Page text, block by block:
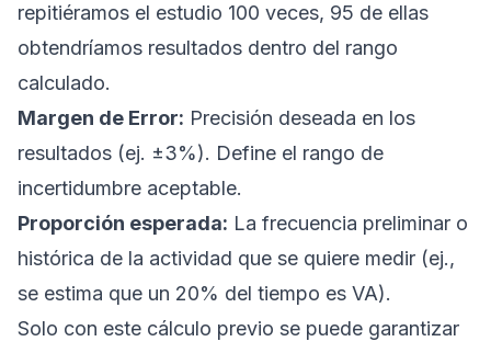
repitiéramos el estudio 100 veces, 95 de ellas
obtendríamos resultados dentro del rango
calculado.
Margen de Error: Precisión deseada en los
resultados (ej. ±3%). Define el rango de
incertidumbre aceptable.
Proporción esperada: La frecuencia preliminar o
histórica de la actividad que se quiere medir (ej.,
se estima que un 20% del tiempo es VA).
Solo con este cálculo previo se puede garantizar